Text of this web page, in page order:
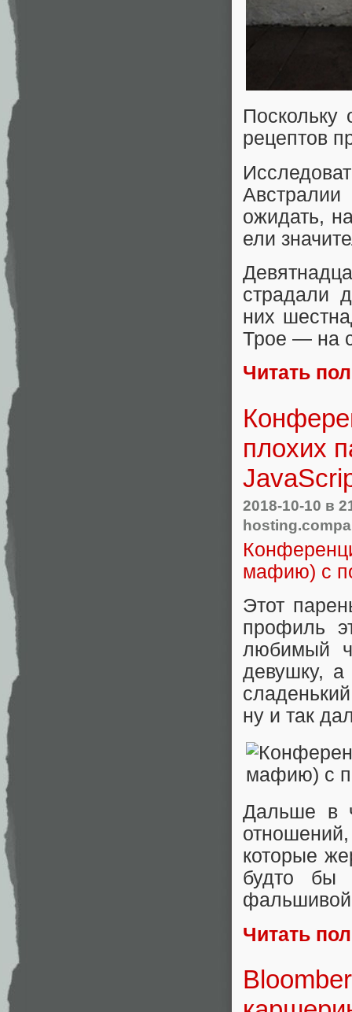
рецептов
ожидать,
ели
страдали
них
Трое — на
Читать
плохих
2018-10-10 в
мафию) с
Этот
профиль
любимый
девушку, а
ну и так
Дальше в
которые
будто бы
Читать